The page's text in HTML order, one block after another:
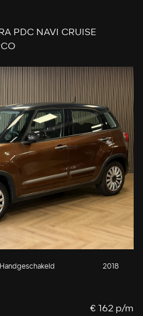
PDC NAVI CRUISE
Handgeschakeld 2018
€ 162 p/m